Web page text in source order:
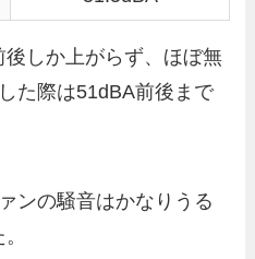
しか上がらず、ほぼ無
た際は51dBA前後まで
ンの騒音はかなりうる